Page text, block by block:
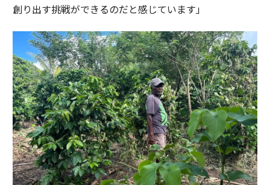
創り出す挑戦ができるのだと感じています」